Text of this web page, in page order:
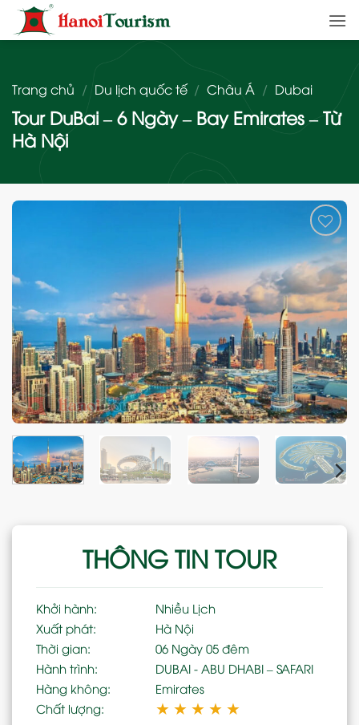
qua
nội
Trang chủ / Du lịch quốc tế / Châu Á / Dubai
Tour DuBai – 6 Ngày – Bay Emirates – Từ
Hà Nội
Add
to
wishlist
THÔNG TIN TOUR
Khởi hành:
Nhiều Lịch
Xuất phát:
Hà Nội
Thời gian:
06 Ngày 05 đêm
Hành trình:
DUBAI - ABU DHABI – SAFARI
Hàng không:
Emirates
Chất lượng:
★ ★ ★ ★ ★